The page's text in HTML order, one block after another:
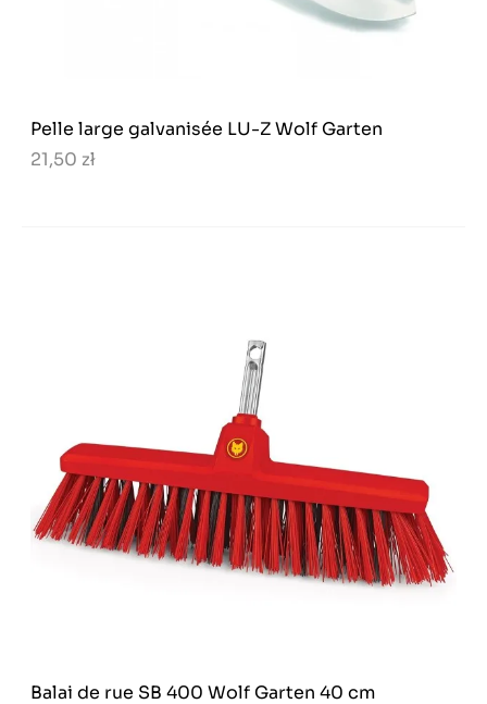
Pelle large galvanisée LU-Z Wolf Garten
21,50 zł
Balai de rue SB 400 Wolf Garten 40 cm